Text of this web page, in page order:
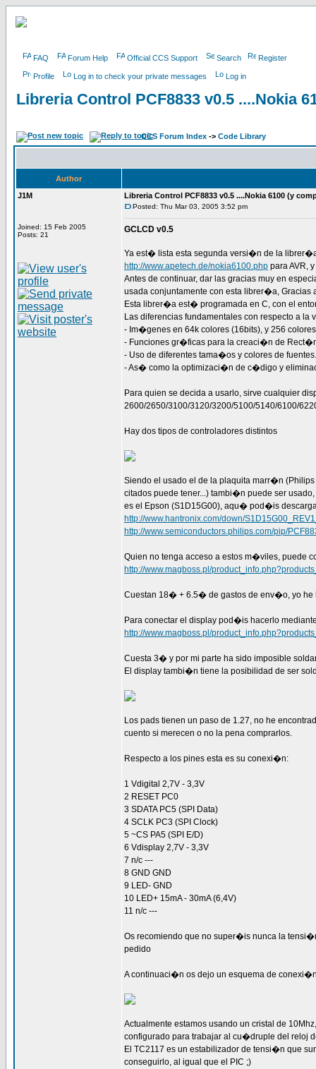
FAQ Forum Help Official CCS Support Search Register
Profile Log in to check your private messages Log in
Libreria Control PCF8833 v0.5 ....Nokia
CCS Forum Index -> Code Library
Author
J1M
Joined: 15 Feb 2005
Posts: 21
Libreria Control PCF8833 v0.5 ....Nokia 6100 (y
Posted: Thu Mar 03, 2005 3:52 pm
GCLCD v0.5
Ya est� lista esta segunda versi�n de la
http://www.apetech.de/nokia6100.php para AVR,
Antes de continuar, dar las gracias muy en
usada conjuntamente con esta librer�a, Gracias
Esta librer�a est� programada en C, con el
Las diferencias fundamentales con respecto a la
- Im�genes en 64k colores (16bits), y 256
- Funciones gr�ficas para la creaci�n de
- Uso de diferentes tama�os y colores de fuentes.
- As� como la optimizaci�n de c�digo y
Para quien se decida a usarlo, sirve cualquier
2600/2650/3100/3120/3200/5100/5140/6100/
Hay dos tipos de controladores distintos
Siendo el usado el de la plaquita marr�n
citados puede tener...) tambi�n puede ser
es el Epson (S1D15G00), aqu� pod�is
http://www.hantronix.com/down/
http://www.semiconductors.philips.com/pip/
Quien no tenga acceso a estos m�viles, puede
http://www.magboss.pl/
Cuestan 18� + 6.5� de gastos de env�o, yo he
Para conectar el display pod�is hacerlo
http://www.magboss.pl/
Cuesta 3� y por mi parte ha sido imposible
El display tambi�n tiene la posibilidad de ser
Los pads tienen un paso de 1.27, no he
cuento si merecen o no la pena comprarlos.
Respecto a los pines esta es su conexi�n:
1 Vdigital 2,7V - 3,3V
2 RESET PC0
3 SDATA PC5 (SPI Data)
4 SCLK PC3 (SPI Clock)
5 ~CS PA5 (SPI E/D)
6 Vdisplay 2,7V - 3,3V
7 n/c ---
8 GND GND
9 LED- GND
10 LED+ 15mA - 30mA (6,4V)
11 n/c ---
Os recomiendo que no super�is nunca la
pedido
A continuaci�n os dejo un esquema de
Actualmente estamos usando un cristal de
configurado para trabajar al cu�druple del reloj
El TC2117 es un estabilizador de tensi�n que
conseguirlo, al igual que el PIC ;)